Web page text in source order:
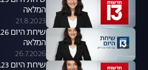
המלאה
21.8.2023
המלאה
26.7.2026